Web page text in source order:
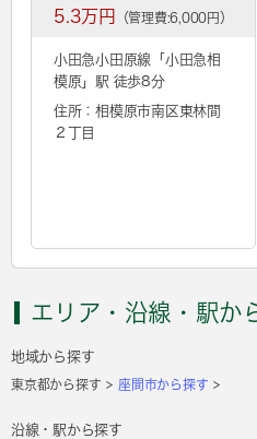
5.3万円 （管理費:6,000円）
小田急小田原線「 小田急相
模原 」駅 徒歩8分
住所：相模原市南区東林間
２丁目
エリア・沿線・駅か
地域から探す
東京都から探す 座間市から探す
沿線・駅から探す